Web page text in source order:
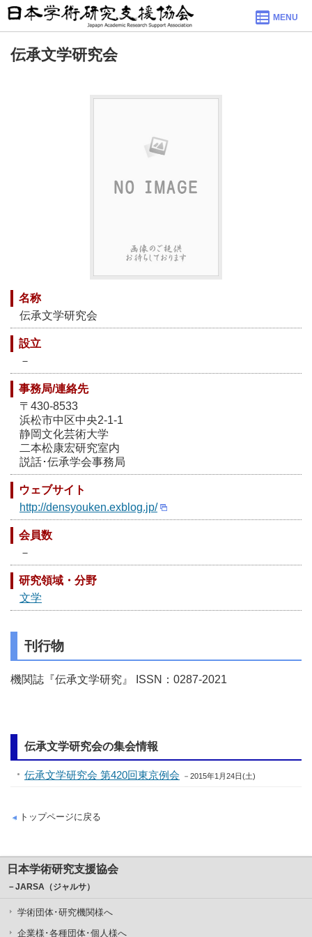
MENU
伝承文学研究会
名称
伝承文学研究会
設立
－
事務局/連絡先
〒430-8533
浜松市中区中央2-1-1
静岡文化芸術大学
二本松康宏研究室内
説話･伝承学会事務局
ウェブサイト
http://densyouken.exblog.jp/
会員数
－
研究領域・分野
文学
刊行物
機関誌『伝承文学研究』 ISSN：0287-2021
伝承文学研究会の集会情報
伝承文学研究会 第420回東京例会 －2015年1月24日(土)
トップページに戻る
日本学術研究支援協会
－JARSA（ジャルサ）
学術団体･研究機関様へ
企業様･各種団体･個人様へ